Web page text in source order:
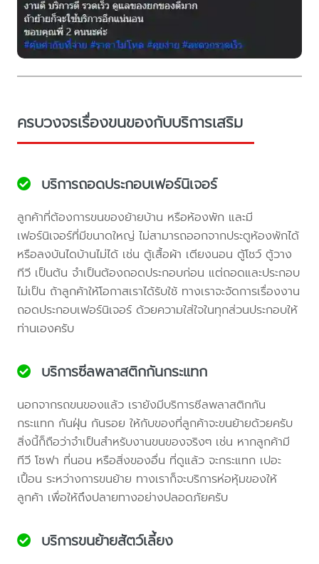
ครบวงจรเรื่องขนของกับบริการเสริม
บริการถอดประกอบเฟอร์นิเจอร์
ลูกค้าที่ต้องการขนของย้ายบ้าน หรือห้องพัก และมี
เฟอร์นิเจอร์ที่มีขนาดใหญ่ ไม่สามารถออกจากประตูห้องพักได้
หรือลงบันไดบ้านไม่ได้ เช่น ตู้เสื้อผ้า เตียงนอน ตู้โชว์ ตู้วาง
ทีวี เป็นต้น จำเป็นต้องถอดประกอบก่อน แต่ถอดและประกอบ
ไม่เป็น ถ้าลูกค้าให้โอกาสเราได้รับใช้ ทางเราจะจัดการเรื่องงาน
ถอดประกอบเฟอร์นิเจอร์ ด้วยความใส่ใจในทุกส่วนประกอบให้
ท่านเองครับ
บริการซีลพลาสติกกันกระแทก
นอกจากรถขนของแล้ว เรายังมีบริการซีลพลาสติกกัน
กระแทก กันฝุ่น กันรอย ให้กับของที่ลูกค้าจะขนย้ายด้วยครับ
สิ่งนี้ก็ถือว่าจำเป็นสำหรับงานขนของจริงๆ เช่น หากลูกค้ามี
ทีวี โซฟา ที่นอน หรือสิ่งของอื่น ที่ดูแล้ว จะกระแทก เปอะ
เปื้อน ระหว่างการขนย้าย ทางเราก็จะบริการห่อหุ้มของให้
ลูกค้า เพื่อให้ถึงปลายทางอย่างปลอดภัยครับ
บริการขนย้ายสัตว์เลี้ยง